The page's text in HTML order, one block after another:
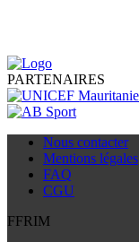
PARTENAIRES
Nous contacter
Mentions légales
FAQ
CGU
FFRIM